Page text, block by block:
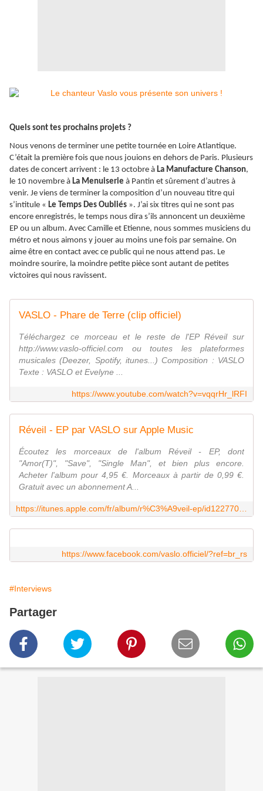
Quels sont tes prochains projets ?
Nous venons de terminer une petite tournée en Loire Atlantique.
C’était la première fois que nous jouions en dehors de Paris. Plusieurs
dates de concert arrivent : le 13 octobre à La Manufacture Chanson,
le 10 novembre à La Menuiserie à Pantin et sûrement d’autres à
venir. Je viens de terminer la composition d’un nouveau titre qui
s’intitule « Le Temps Des Oubliés ». J’ai six titres qui ne sont pas
encore enregistrés, le temps nous dira s’ils annoncent un deuxième
EP ou un album. Avec Camille et Etienne, nous sommes musiciens du
métro et nous aimons y jouer au moins une fois par semaine. On
aime être en contact avec ce public qui ne nous attend pas. Le
moindre sourire, la moindre petite pièce sont autant de petites
victoires qui nous ravissent.
VASLO - Phare de Terre (clip officiel)
Téléchargez ce morceau et le reste de l'EP Réveil sur
http://www.vaslo-officiel.com ou toutes les plateformes
musicales (Deezer, Spotify, itunes...) Composition : VASLO
Texte : VASLO et Evelyne ...
https://www.youtube.com/watch?v=vqqrHr_lRFI
Réveil - EP par VASLO sur Apple Music
Écoutez les morceaux de l'album Réveil - EP, dont
"Amor(T)", "Save", "Single Man", et bien plus encore.
Acheter l'album pour 4,95 €. Morceaux à partir de 0,99 €.
Gratuit avec un abonnement A...
https://www.facebook.com/vaslo.officiel/?ref=br_rs
#Interviews
Partager